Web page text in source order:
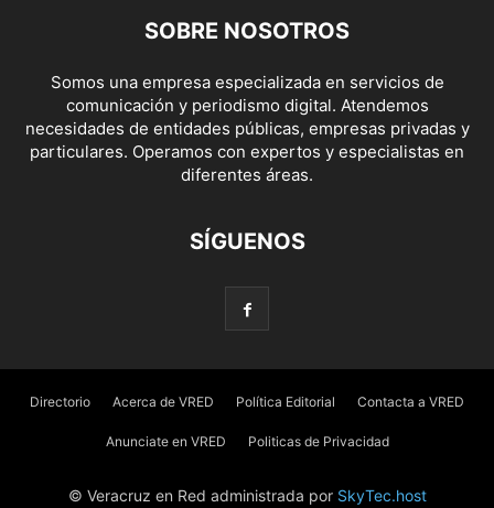
SOBRE NOSOTROS
Somos una empresa especializada en servicios de
comunicación y periodismo digital. Atendemos
necesidades de entidades públicas, empresas privadas y
particulares. Operamos con expertos y especialistas en
diferentes áreas.
SÍGUENOS
Directorio Acerca de VRED Política Editorial Contacta a VRED
Anunciate en VRED Politicas de Privacidad
© Veracruz en Red administrada por SkyTec.host